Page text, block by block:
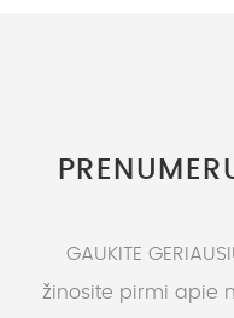
GAUKITE
žinosite pirmi apie